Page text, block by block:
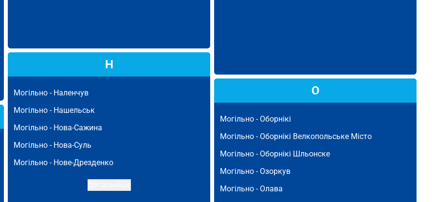
Н
Могільно - Наленчув
Могільно - Нашельськ
Могільно - Нова-Сажина
Могільно - Нова-Суль
Могільно - Нове-Дрезденко
О
Могільно - Оборнікі
Могільно - Оборнікі Велкопольське Місто
Могільно - Оборнікі Шльонске
Могільно - Озоркув
Могільно - Олава